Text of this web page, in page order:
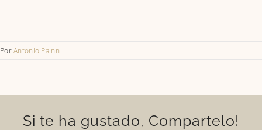
PorAntonio Painn
Si te ha gustado, Compartelo!